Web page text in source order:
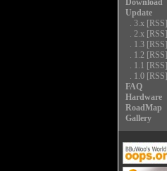
Download
Update
. 3.x [RSS]
. 2.x [RSS]
. 1.3 [RSS]
. 1.2 [RSS]
. 1.1 [RSS]
. 1.0 [RSS]
FAQ
Hardware
RoadMap
Gallery